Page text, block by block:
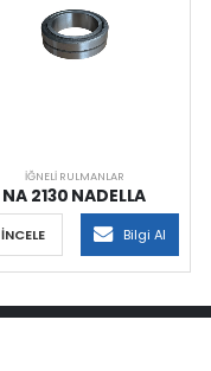
İĞNELI RULMANLAR
NA 2130 NADELLA
İNCELE Bilgi Al